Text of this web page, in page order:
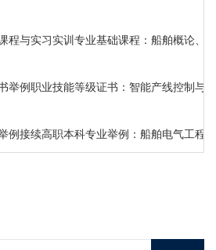
程与实习实训专业基础课程：船舶概论、
举例职业技能等级证书：智能产线控制与
例接续高职本科专业举例：船舶电气工程